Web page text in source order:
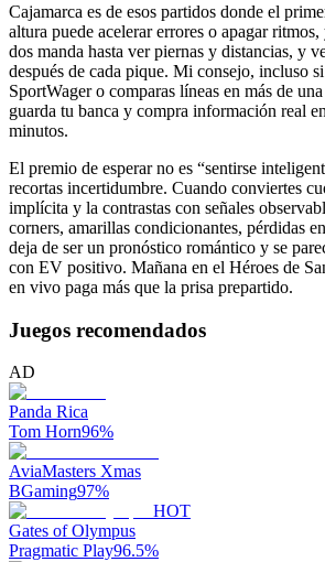
Cajamarca es de esos partidos donde el
altura puede acelerar errores o apagar
dos manda hasta ver piernas y distancias, y
después de cada pique. Mi consejo, incluso si
SportWager o comparas líneas en más de
guarda tu banca y compra información real
minutos.
El premio de esperar no es “sentirse
recortas incertidumbre. Cuando conviertes
implícita y la contrastas con señales
corners, amarillas condicionantes, pérdidas
deja de ser un pronóstico romántico y se
con EV positivo. Mañana en el Héroes de
en vivo paga más que la prisa prepartido.
Juegos recomendados
AD
Panda Rica
Tom Horn96%
AviaMasters Xmas
BGaming97%
HOT
Gates of Olympus
Pragmatic Play96.5%